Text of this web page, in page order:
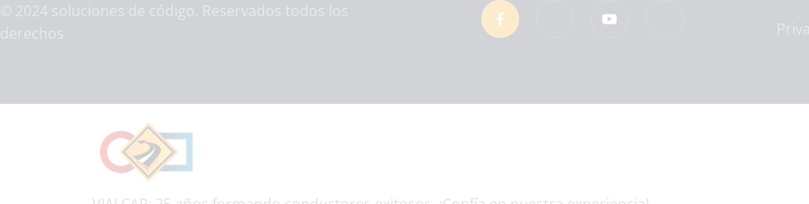
© 2024 soluciones de código. Reservados todos los
derechos